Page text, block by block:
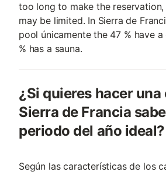
too long to make the
may be limited. In Sierra de
pool únicamente the 47 % have
% has a sauna.
¿Si quieres hacer una
Sierra de Francia
periodo del año ideal?
Según las características de los